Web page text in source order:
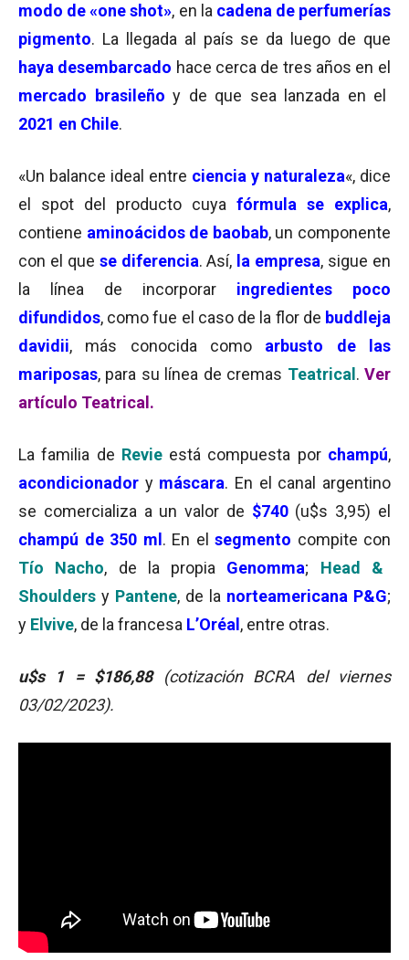
modo de «one shot», en la cadena de perfumerías
pigmento. La llegada al país se da luego de que
haya desembarcado hace cerca de tres años en el
mercado brasileño y de que sea lanzada en el
2021 en Chile.
«Un balance ideal entre ciencia y naturaleza«, dice
el spot del producto cuya fórmula se explica,
contiene aminoácidos de baobab, un componente
con el que se diferencia. Así, la empresa, sigue en
la línea de incorporar ingredientes poco
difundidos, como fue el caso de la flor de buddleja
davidii, más conocida como arbusto de las
mariposas, para su línea de cremas Teatrical .Ver
artículo Teatrical.
La familia de Revieestá compuesta porchampú,
acondicionador y máscara. En el canal argentino
se comercializa a un valor de $740(u$s 3,95) el
champú de 350 ml . En el segmento compite con
Tío Nacho, de la propia Genomma; Head &
Shoulders y Pantene, de la norteamericana P&G;
y Elvive, de la francesa L’Oréal , entre otras.
u$s 1 = $186,88 (cotización BCRA del viernes
03/02/2023).